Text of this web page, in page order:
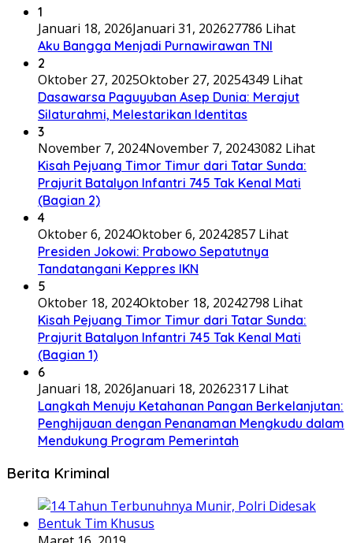
1
Januari 18, 2026Januari 31, 202627786 Lihat
Aku Bangga Menjadi Purnawirawan TNI
2
Oktober 27, 2025Oktober 27, 20254349 Lihat
Dasawarsa Paguyuban Asep Dunia: Merajut
Silaturahmi, Melestarikan Identitas
3
November 7, 2024November 7, 20243082 Lihat
Kisah Pejuang Timor Timur dari Tatar Sunda:
Prajurit Batalyon Infantri 745 Tak Kenal Mati
(Bagian 2)
4
Oktober 6, 2024Oktober 6, 20242857 Lihat
Presiden Jokowi: Prabowo Sepatutnya
Tandatangani Keppres IKN
5
Oktober 18, 2024Oktober 18, 20242798 Lihat
Kisah Pejuang Timor Timur dari Tatar Sunda:
Prajurit Batalyon Infantri 745 Tak Kenal Mati
(Bagian 1)
6
Januari 18, 2026Januari 18, 20262317 Lihat
Langkah Menuju Ketahanan Pangan Berkelanjutan:
Penghijauan dengan Penanaman Mengkudu dalam
Mendukung Program Pemerintah
Berita Kriminal